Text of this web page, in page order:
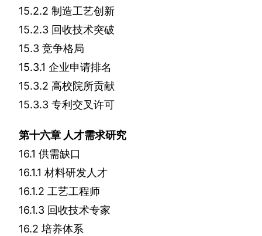
15.2.2 制造工艺创新
15.2.3 回收技术突破
15.3 竞争格局
15.3.1 企业申请排名
15.3.2 高校院所贡献
15.3.3 专利交叉许可
第十六章 人才需求研究
16.1 供需缺口
16.1.1 材料研发人才
16.1.2 工艺工程师
16.1.3 回收技术专家
16.2 培养体系